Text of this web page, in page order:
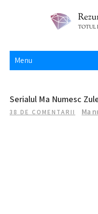
REZUMAT
Menu
Serialul Ma Numesc
38 DE COMENTARII Ma